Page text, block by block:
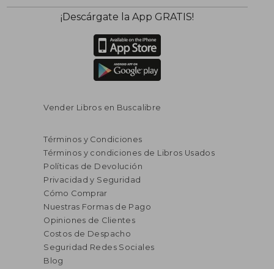
¡Descárgate la App GRATIS!
Vender Libros en Buscalibre
Términos y Condiciones
Términos y condiciones de Libros Usados
Políticas de Devolución
Privacidad y Seguridad
Cómo Comprar
Nuestras Formas de Pago
Opiniones de Clientes
Costos de Despacho
Seguridad Redes Sociales
Blog